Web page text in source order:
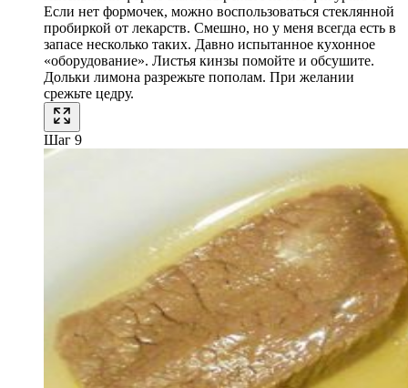
Если нет формочек, можно воспользоваться стеклянной
пробиркой от лекарств. Смешно, но у меня всегда есть в
запасе несколько таких. Давно испытанное кухонное
«оборудование». Листья кинзы помойте и обсушите.
Дольки лимона разрежьте пополам. При желании
срежьте цедру.
Шаг 9